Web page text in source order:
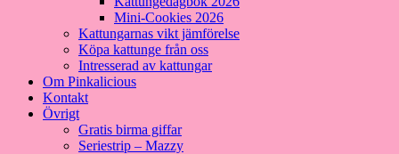
Mini-Cookies 2026
Kattungarnas vikt jämförelse
Köpa kattunge från oss
Intresserad av kattungar
Om Pinkalicious
Kontakt
Övrigt
Gratis birma giffar
Seriestrip – Mazzy